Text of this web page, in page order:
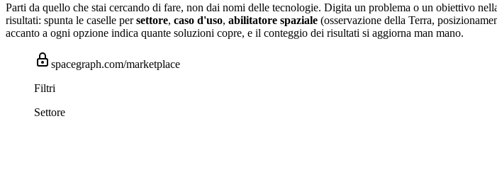
Parti da quello che stai cercando di fare, non dai nomi delle tecnologie. Digita un problema o un obiettivo
risultati: spunta le caselle persettore, caso d'uso, abilitatore spaziale (osservazione della Terra,
accanto a ogni opzione indica quante soluzioni copre, e il conteggio dei risultati si aggiorna man mano.
spacegraph.com/marketplace
Filtri
Settore